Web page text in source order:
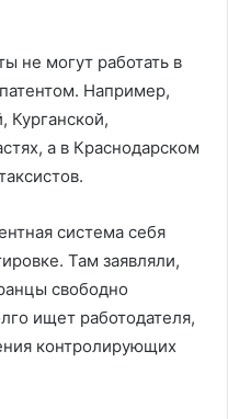
не могут работать в
Например,
Курганской,
а в Краснодарском
система себя
Там заявляли,
свободно
ищет работодателя,
контролирующих